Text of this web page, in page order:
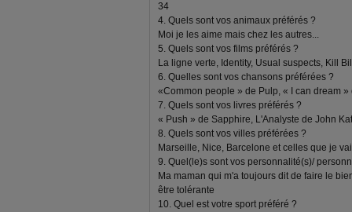
34
4. Quels sont vos animaux préférés ?
Moi je les aime mais chez les autres...
5. Quels sont vos films préférés ?
La ligne verte, Identity, Usual suspects, Kill
6. Quelles sont vos chansons préférées ?
«Common people » de Pulp, « I can dream »
7. Quels sont vos livres préférés ?
« Push » de Sapphire, L'Analyste de John
8. Quels sont vos villes préférées ?
Marseille, Nice, Barcelone et celles que je
9. Quel(le)s sont vos personnalité(s)/
Ma maman qui m'a toujours dit de faire le
être tolérante
10. Quel est votre sport préféré ?